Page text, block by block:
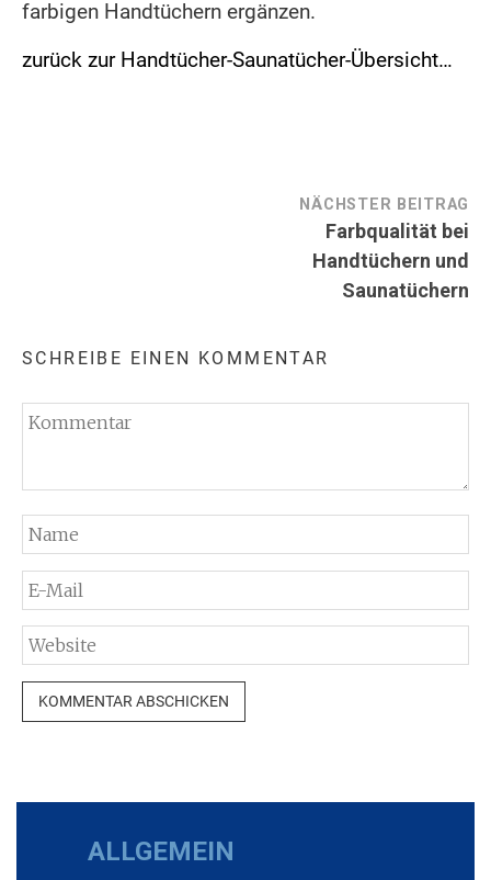
farbigen Handtüchern ergänzen.
zurück zur Handtücher-Saunatücher-Übersicht…
NÄCHSTER BEITRAG
Farbqualität bei
Handtüchern und
Saunatüchern
SCHREIBE EINEN KOMMENTAR
ALLGEMEIN